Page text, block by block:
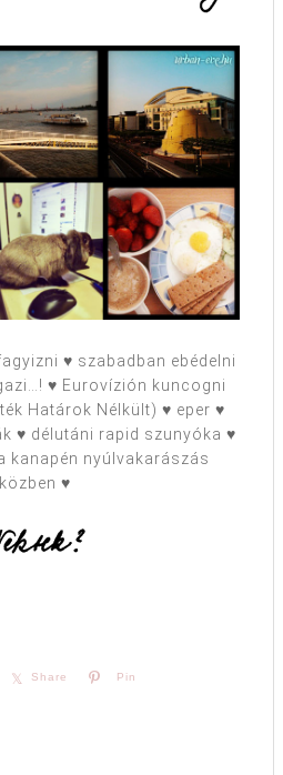
♥ szabadban ebédelni
♥ Eurovízión kuncogni
Határok Nélkült) ♥ eper ♥
♥ délutáni rapid szunyóka ♥
kanapén nyúlvakarászás
közben ♥
Share Pin